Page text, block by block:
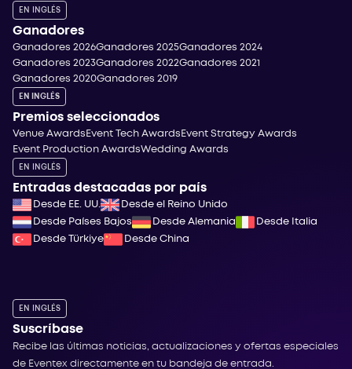
EN INGLÉS
Ganadores
Ganadores 2026Ganadores 2025Ganadores 2024
Ganadores 2023Ganadores 2022Ganadores 2021
Ganadores 2020Ganadores 2019
EN INGLÉS
Premios seleccionados
Venue Awards Event Tech Awards Event Strategy Awards
Event Production AwardsWedding Awards
EN INGLÉS
Entradas destacadas por país
Desde EE. UU.
Desde el Reino Unido
Desde Países Bajos
Desde Alemania
Desde Italia
Desde Türkiye
Desde China
EN INGLÉS
Suscríbase
Recibe las últimas noticias, actualizaciones y ofertas especiales
de Eventex directamente en tu bandeja de entrada.